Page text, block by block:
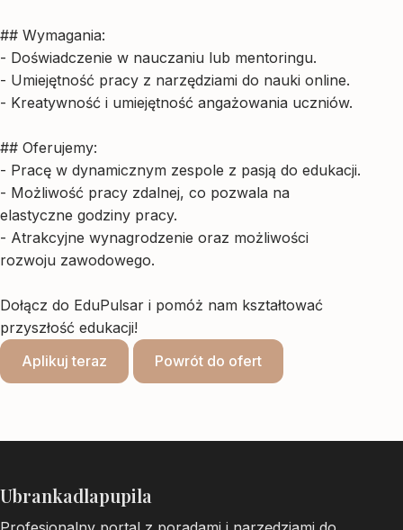
## Wymagania:
- Doświadczenie w nauczaniu lub mentoringu.
- Umiejętność pracy z narzędziami do nauki online.
- Kreatywność i umiejętność angażowania uczniów.
## Oferujemy:
- Pracę w dynamicznym zespole z pasją do edukacji.
- Możliwość pracy zdalnej, co pozwala na
elastyczne godziny pracy.
- Atrakcyjne wynagrodzenie oraz możliwości
rozwoju zawodowego.
Dołącz do EduPulsar i pomóż nam kształtować
przyszłość edukacji!
Aplikuj teraz
Powrót do ofert
Ubrankadlapupila